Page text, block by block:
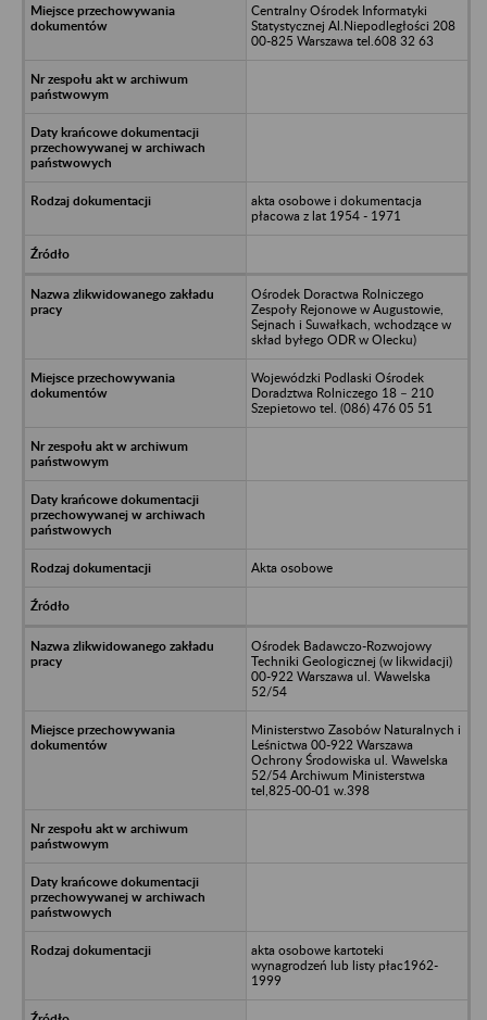
Centralny Ośrodek Informatyki
Statystycznej Al.Niepodległości 208
00-825 Warszawa tel.608 32 63
akta osobowe i dokumentacja
płacowa z lat 1954 - 1971
Ośrodek Doractwa Rolniczego
Zespoły Rejonowe w Augustowie,
Sejnach i Suwałkach, wchodzące w
skład byłego ODR w Olecku)
Wojewódzki Podlaski Ośrodek
Doradztwa Rolniczego 18 – 210
Szepietowo tel. (086) 476 05 51
Akta osobowe
Ośrodek Badawczo-Rozwojowy
Techniki Geologicznej (w likwidacji)
00-922 Warszawa ul. Wawelska
52/54
Ministerstwo Zasobów Naturalnych i
Leśnictwa 00-922 Warszawa
Ochrony Środowiska ul. Wawelska
52/54 Archiwum Ministerstwa
tel,825-00-01 w.398
akta osobowe kartoteki
wynagrodzeń lub listy płac1962-
1999